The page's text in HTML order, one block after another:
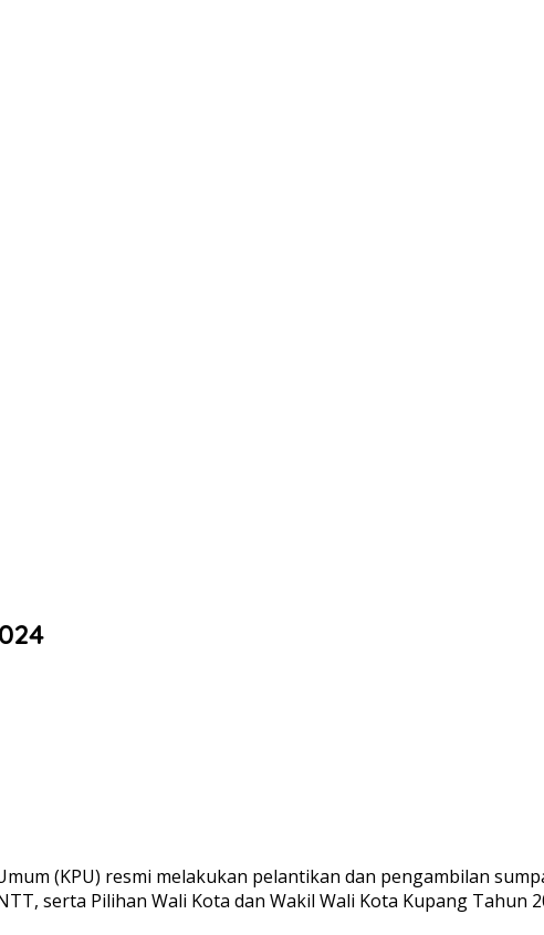
(KPU) resmi melakukan pelantikan dan pengambilan
serta Pilihan Wali Kota dan Wakil Wali Kota Kupang Tahun